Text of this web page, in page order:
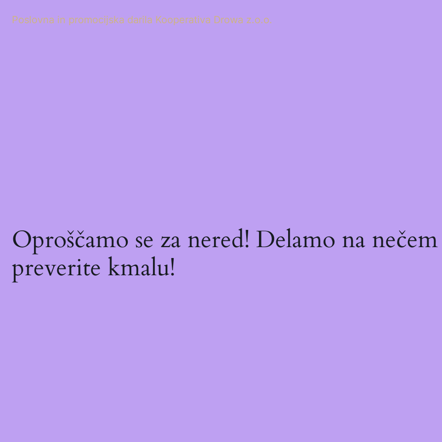
Poslovna in promocijska darila Kooperativa Drowa z.o.o.
Oproščamo se za nered! Delamo na
preverite kmalu!